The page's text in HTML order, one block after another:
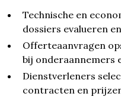
Technische en
dossiers evalueren
Offerteaanvragen
bij onderaannemers
Dienstverleners
contracten en